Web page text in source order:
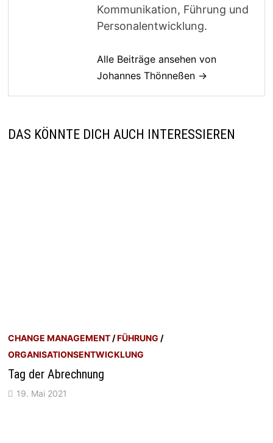
Kommunikation, Führung und
Personalentwicklung.
Alle Beiträge ansehen von
Johannes Thönneßen →
DAS KÖNNTE DICH AUCH INTERESSIEREN
CHANGE MANAGEMENT /FÜHRUNG /
ORGANISATIONSENTWICKLUNG
Tag der Abrechnung
19. Mai 2021